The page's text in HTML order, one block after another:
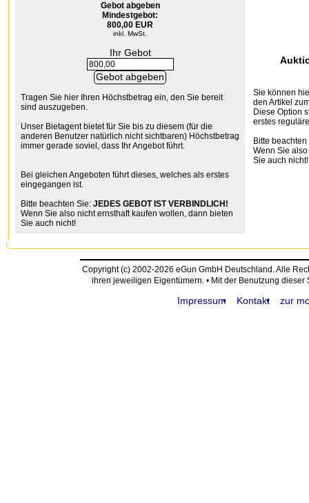
Gebot abgeben
Mindestgebot:
800,00 EUR
inkl. MwSt.
Ihr Gebot
Tragen Sie hier Ihren Höchstbetrag ein, den Sie bereit
sind auszugeben.
Unser Bietagent bietet für Sie bis zu diesem (für die
anderen Benutzer natürlich nicht sichtbaren) Höchstbetrag
immer gerade soviel, dass Ihr Angebot führt.
Bei gleichen Angeboten führt dieses, welches als erstes
eingegangen ist.
Bitte beachten Sie: JEDES GEBOT IST VERBINDLICH!
Wenn Sie also nicht ernsthaft kaufen wollen, dann bieten
Sie auch nicht!
Sie können
den Artikel
Diese Option
erstes
Bitte
Wenn Sie
Sie auch nicht!
Copyright (c) 2002-2026 eGun GmbH Deutschland. Alle
ihren jeweiligen Eigentümern. • Mit der Benutzung
Impressum Kontakt zur